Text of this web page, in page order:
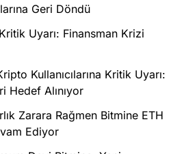
Geri Döndü
Uyarı: Finansman Krizi
Kullanıcılarına Kritik Uyarı:
Hedef Alınıyor
Zarara Rağmen Bitmine ETH
Ediyor